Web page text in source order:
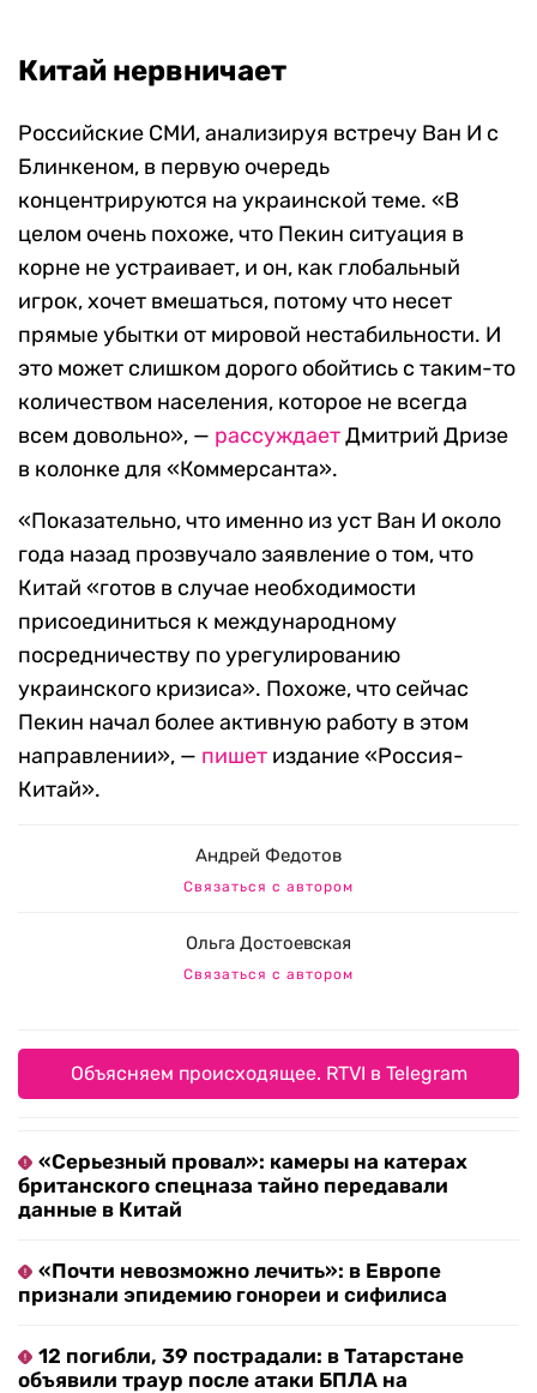
Китай нервничает
Российские СМИ, анализируя встречу Ван И с
Блинкеном, в первую очередь
концентрируются на украинской теме. «В
целом очень похоже, что Пекин ситуация в
корне не устраивает, и он, как глобальный
игрок, хочет вмешаться, потому что несет
прямые убытки от мировой нестабильности. И
это может слишком дорого обойтись с таким-то
количеством населения, которое не всегда
всем довольно», — рассуждаетДмитрий Дризе
в колонке для «Коммерсанта».
«Показательно, что именно из уст Ван И около
года назад прозвучало заявление о том, что
Китай «готов в случае необходимости
присоединиться к международному
посредничеству по урегулированию
украинского кризиса». Похоже, что сейчас
Пекин начал более активную работу в этом
направлении», — пишет издание «Россия-
Китай».
Андрей Федотов
Связаться с автором
Ольга Достоевская
Связаться с автором
Объясняем происходящее. RTVI в Telegram
«Серьезный провал»: камеры на катерах
британского спецназа тайно передавали
данные в Китай
«Почти невозможно лечить»: в Европе
признали эпидемию гонореи и сифилиса
12 погибли, 39 пострадали: в Татарстане
объявили траур после атаки БПЛА на